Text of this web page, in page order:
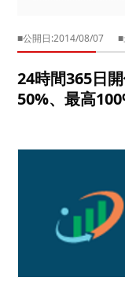
■公開日:2014/08/07
24時間365日
50%、最高